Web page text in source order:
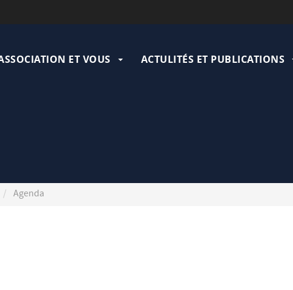
ET VOUS ACTULITÉS ET PUBLICATIONS
Agenda